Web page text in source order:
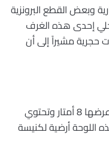
وبعض القطع البرونزية
إحدى هذه الغرف
مشيراً إلى أن
ولفت خيربك الى أن لوحة الفسيفساء الأولى اكتشفت أثناء قيام أحد المزارعين بأعمال زراعية ويبلغ طولها 10 أمتار وعرضها 8 أمتار وتحتوي
اللوحة أرضية لكنيسة